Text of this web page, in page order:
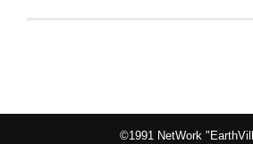
©1991 NetWork